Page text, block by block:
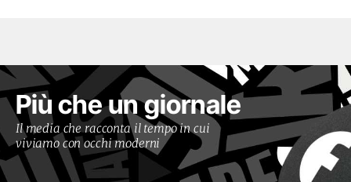
Più che un giornale
Il media che racconta il tempo in cui
viviamo con occhi moderni